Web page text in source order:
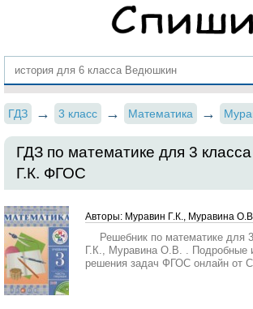
ГДЗ 3 класс Математика
ГДЗ по математике для 3
Г.К. ФГОС
Авторы: Муравин Г.К., Муравина
Решебник по математике для
Г.К., Муравина О.В. . Подробные
решения задач ФГОС онлайн от